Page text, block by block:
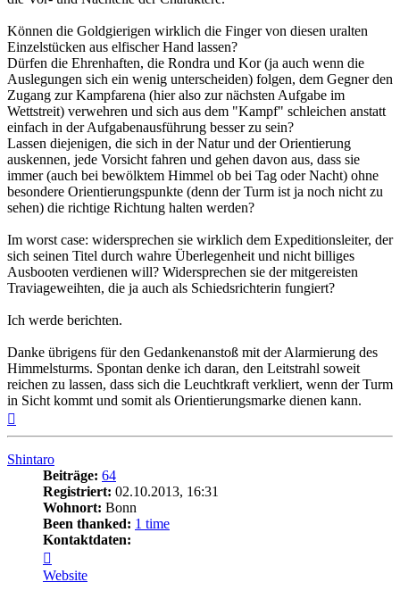
Können die Goldgierigen wirklich die Finger von diesen uralten
Einzelstücken aus elfischer Hand lassen?
Dürfen die Ehrenhaften, die Rondra und Kor (ja auch wenn die
Auslegungen sich ein wenig unterscheiden) folgen, dem Gegner den
Zugang zur Kampfarena (hier also zur nächsten Aufgabe im
Wettstreit) verwehren und sich aus dem "Kampf" schleichen anstatt
einfach in der Aufgabenausführung besser zu sein?
Lassen diejenigen, die sich in der Natur und der Orientierung
auskennen, jede Vorsicht fahren und gehen davon aus, dass sie
immer (auch bei bewölktem Himmel ob bei Tag oder Nacht) ohne
besondere Orientierungspunkte (denn der Turm ist ja noch nicht zu
sehen) die richtige Richtung halten werden?
Im worst case: widersprechen sie wirklich dem Expeditionsleiter, der
sich seinen Titel durch wahre Überlegenheit und nicht billiges
Ausbooten verdienen will? Widersprechen sie der mitgereisten
Traviageweihten, die ja auch als Schiedsrichterin fungiert?
Ich werde berichten.
Danke übrigens für den Gedankenanstoß mit der Alarmierung des
Himmelsturms. Spontan denke ich daran, den Leitstrahl soweit
reichen zu lassen, dass sich die Leuchtkraft verkliert, wenn der Turm
in Sicht kommt und somit als Orientierungsmarke dienen kann.
Shintaro
Beiträge: 64
Registriert: 02.10.2013, 16:31
Wohnort: Bonn
Been thanked: 1 time
Kontaktdaten:
von
Shintaro
Website